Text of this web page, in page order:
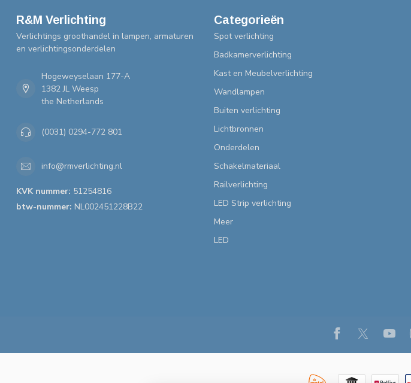
R&M Verlichting
Verlichtings groothandel in lampen, armaturen
en verlichtingsonderdelen
Hogeweyselaan 177-A
1382 JL Weesp
the Netherlands
(0031) 0294-772 801
info@rmverlichting.nl
KVK nummer: 51254816
btw-nummer: NL002451228B22
Categorieën
Spot verlichting
Badkamerverlichting
Kast en Meubelverlichting
Wandlampen
Buiten verlichting
Lichtbronnen
Onderdelen
Schakelmateriaal
Railverlichting
LED Strip verlichting
Meer
LED